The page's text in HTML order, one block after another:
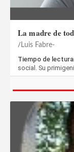
La madre de
Luis Fabre-
Tiempo de
social. Su